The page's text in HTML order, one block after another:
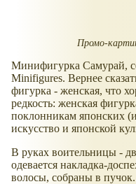
Промо-
Минифигурка Самурай,
Minifigures. Вернее
фигурка - женская, что
редкость: женская
поклонникам японских
искусство и японской
В руках воительницы -
одевается накладка-
волосы, собраны в пучок.